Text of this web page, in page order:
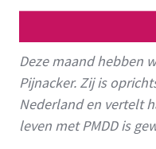
Deze maand hebben
Pijnacker. Zij is
Nederland en vertelt
leven met PMDD is